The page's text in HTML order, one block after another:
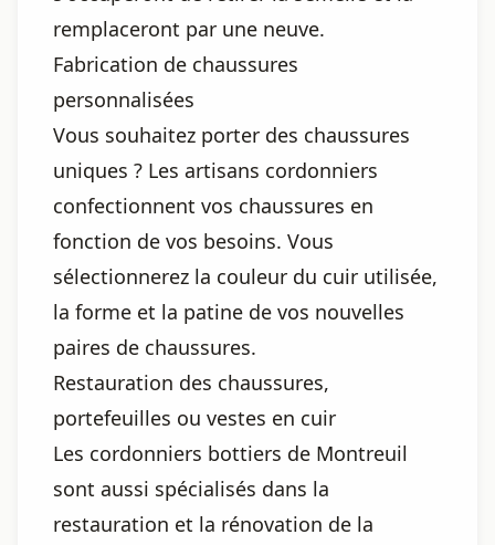
remplaceront par une neuve.
Fabrication de chaussures
personnalisées
Vous souhaitez porter des chaussures
uniques ? Les artisans cordonniers
confectionnent vos chaussures en
fonction de vos besoins. Vous
sélectionnerez la couleur du cuir utilisée,
la forme et la patine de vos nouvelles
paires de chaussures.
Restauration des chaussures,
portefeuilles ou vestes en cuir
Les cordonniers bottiers de Montreuil
sont aussi spécialisés dans la
restauration et la rénovation de la